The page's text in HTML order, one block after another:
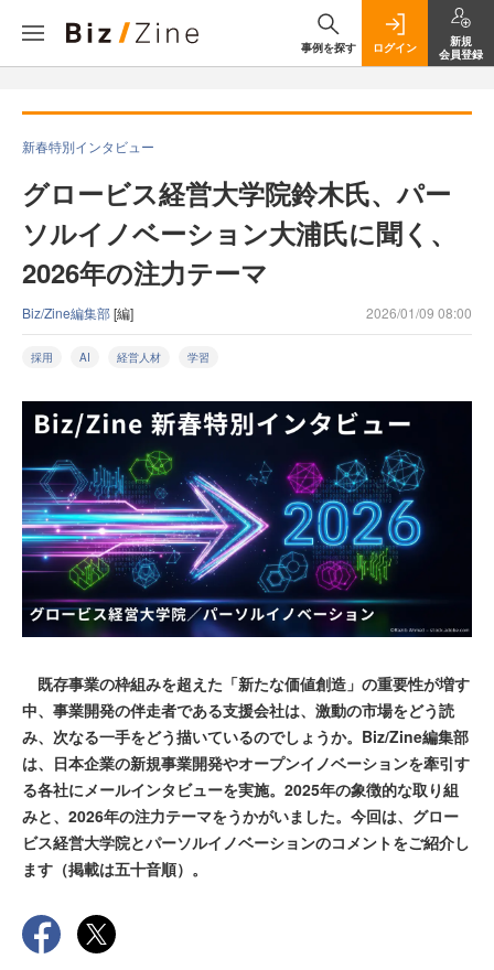
事例を探す ログイン
新規
会員登録
新春特別インタビュー
グロービス経営大学院鈴木氏、パー
ソルイノベーション大浦氏に聞く、
2026年の注力テーマ
Biz/Zine編集部[編] 2026/01/09 08:00
採用 AI 経営人材 学習
既存事業の枠組みを超えた「新たな価値創造」の重要性が増す
中、事業開発の伴走者である支援会社は、激動の市場をどう読
み、次なる一手をどう描いているのでしょうか。Biz/Zine編集部
は、日本企業の新規事業開発やオープンイノベーションを牽引す
る各社にメールインタビューを実施。2025年の象徴的な取り組
みと、2026年の注力テーマをうかがいました。今回は、グロー
ビス経営大学院とパーソルイノベーションのコメントをご紹介し
ます（掲載は五十音順）。